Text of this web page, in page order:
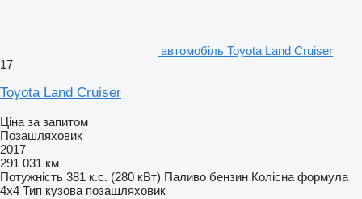
автомобіль Toyota Land Cruiser
17
Toyota Land Cruiser
Ціна за запитом
Позашляховик
2017
291 031 км
Потужність 381 к.с. (280 кВт) Паливо бензин Колісна формула
4x4 Тип кузова позашляховик